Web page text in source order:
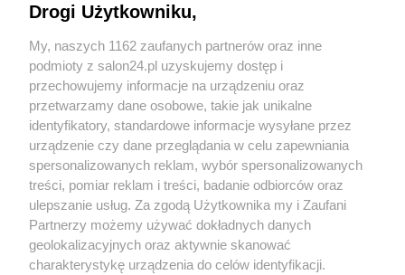
Sport
Społeczeństwo
Kultura
X Facebook Instagram Youtube
Drogi Użytkowniku,
My, naszych 1162 zaufanych partnerów oraz inne
podmioty z salon24.pl uzyskujemy dostęp i
przechowujemy informacje na urządzeniu oraz
przetwarzamy dane osobowe, takie jak unikalne
identyfikatory, standardowe informacje wysyłane przez
urządzenie czy dane przeglądania w celu zapewniania
spersonalizowanych reklam, wybór spersonalizowanych
treści, pomiar reklam i treści, badanie odbiorców oraz
ulepszanie usług. Za zgodą Użytkownika my i Zaufani
Partnerzy możemy używać dokładnych danych
geolokalizacyjnych oraz aktywnie skanować
charakterystykę urządzenia do celów identyfikacji.